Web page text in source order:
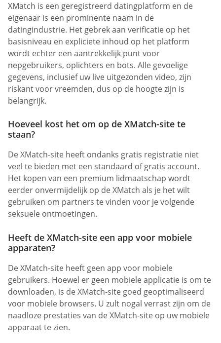
XMatch is een geregistreerd datingplatform en de
eigenaar is een prominente naam in de
datingindustrie. Het gebrek aan verificatie op het
basisniveau en expliciete inhoud op het platform
wordt echter een aantrekkelijk punt voor
nepgebruikers, oplichters en bots. Alle gevoelige
gegevens, inclusief uw live uitgezonden video, zijn
riskant voor vreemden, dus op de hoogte zijn is
belangrijk.
Hoeveel kost het om op de XMatch-site te
staan?
De XMatch-site heeft ondanks gratis registratie niet
veel te bieden met een standaard of gratis account.
Het kopen van een premium lidmaatschap wordt
eerder onvermijdelijk op de XMatch als je het wilt
gebruiken om partners te vinden voor je volgende
seksuele ontmoetingen.
Heeft de XMatch-site een app voor mobiele
apparaten?
De XMatch-site heeft geen app voor mobiele
gebruikers. Hoewel er geen mobiele applicatie is om te
downloaden, is de XMatch-site goed geoptimaliseerd
voor mobiele browsers. U zult nogal verrast zijn om de
naadloze prestaties van de XMatch-site op uw mobiele
apparaat te zien.